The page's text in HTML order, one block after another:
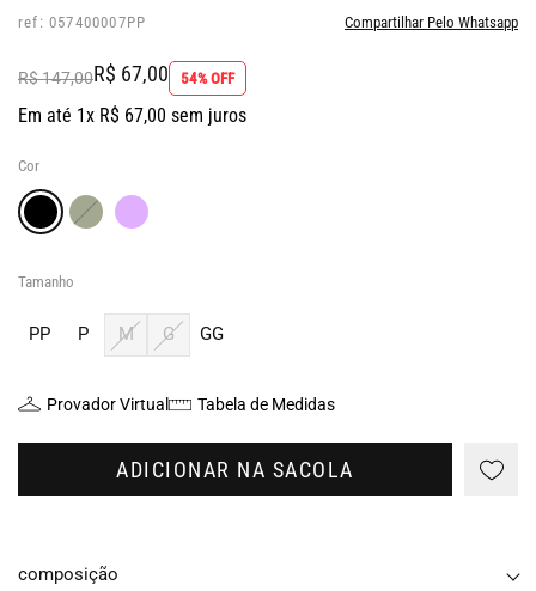
ref: 057400007PP Compartilhar Pelo Whatsapp
R$ 147,00R$ 67,00 54% OFF
Em até 1x R$ 67,00 sem juros
Cor
Tamanho
PP P M G GG
Provador Virtual Tabela de Medidas
ADICIONAR NA SACOLA
composição